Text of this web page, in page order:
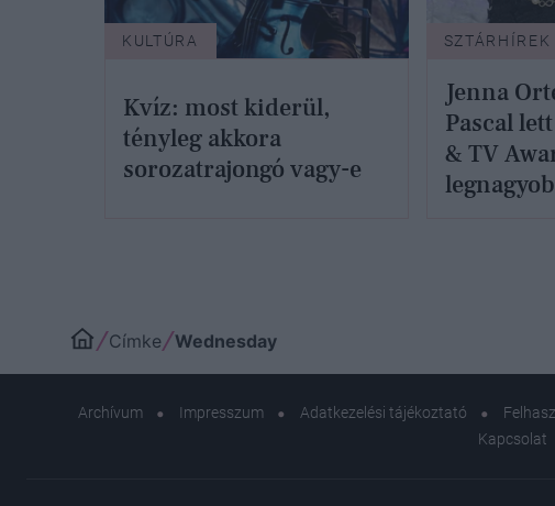
KULTÚRA
Kvíz: most kiderül,
tényleg akkora
sorozatrajongó vagy-e
SZTÁRHÍREK
Jenna
Pascal
& TV
Címke Wednesday
Archívum Impresszum Adatkezelési tájékoztató
Kapcsolat